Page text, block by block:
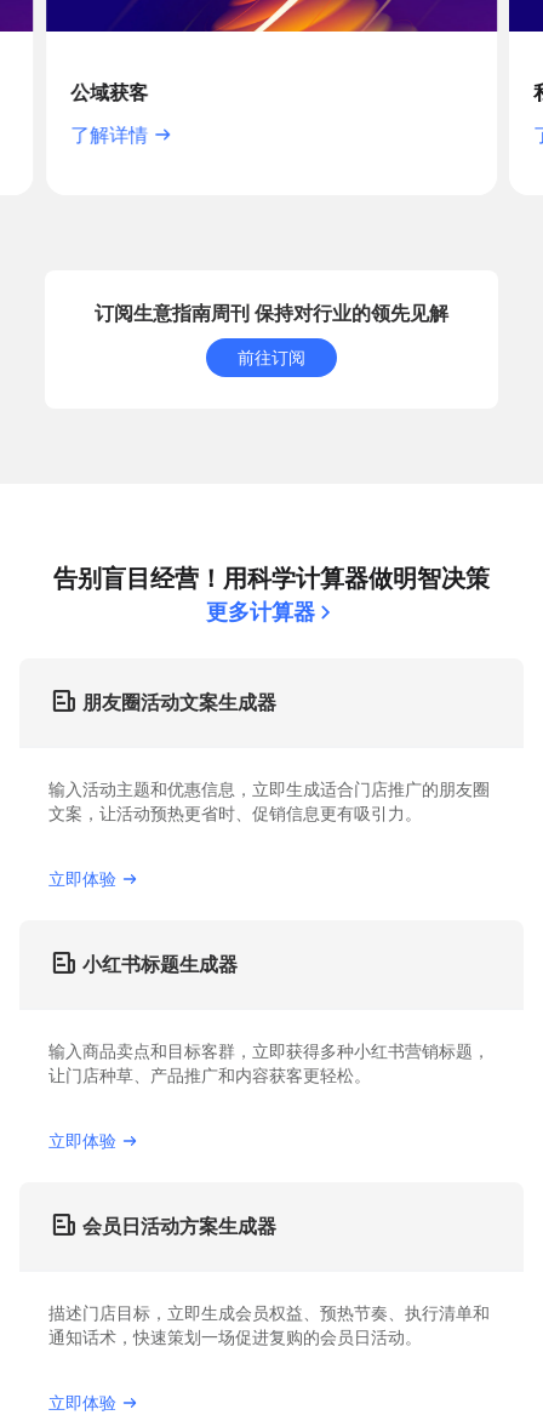
公域获客
了解详情
订阅生意指南周刊 保持对行业的领先见解
前往订阅
告别盲目经营！用科学计算器做明智决策
更多计算器
朋友圈活动文案生成器
输入活动主题和优惠信息，立即生成适合门店推广的朋友圈
文案，让活动预热更省时、促销信息更有吸引力。
立即体验
小红书标题生成器
输入商品卖点和目标客群，立即获得多种小红书营销标题，
让门店种草、产品推广和内容获客更轻松。
立即体验
会员日活动方案生成器
描述门店目标，立即生成会员权益、预热节奏、执行清单和
通知话术，快速策划一场促进复购的会员日活动。
立即体验